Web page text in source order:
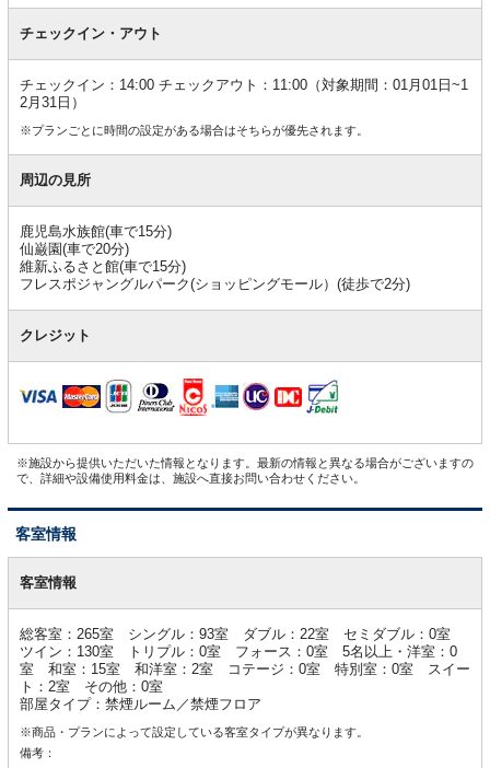
チェックイン・アウト
チェックイン：14:00 チェックアウト：11:00（対象期間：01月01日~1
2月31日）
※プランごとに時間の設定がある場合はそちらが優先されます。
周辺の見所
鹿児島水族館(車で15分)
仙巌園(車で20分)
維新ふるさと館(車で15分)
フレスポジャングルパーク(ショッピングモール）(徒歩で2分)
クレジット
※施設から提供いただいた情報となります。最新の情報と異なる場合がございますの
で、詳細や設備使用料金は、施設へ直接お問い合わせください。
客室情報
室客室情報
総客室：265室 シングル：93室 ダブル：22室 セミダブル：0室
ツイン：130室 トリプル：0室 フォース：0室 5名以上・洋室：0
室 和室：15室 和洋室：2室 コテージ：0室 特別室：0室 スイー
ト：2室 その他：0室
部屋タイプ：禁煙ルーム／禁煙フロア
※商品・プランによって設定している客室タイプが異なります。
備考：